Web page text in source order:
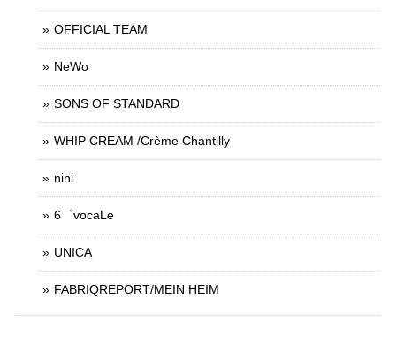
OFFICIAL TEAM
NeWo
SONS OF STANDARD
WHIP CREAM /Crème Chantilly
nini
6゜vocaLe
UNICA
FABRIQREPORT/MEIN HEIM